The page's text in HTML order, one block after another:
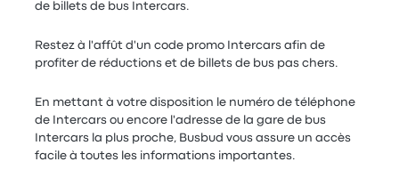
de billets de bus Intercars.
Restez à l'affût d'un code promo Intercars afin de
profiter de réductions et de billets de bus pas chers.
En mettant à votre disposition le numéro de téléphone
de Intercars ou encore l'adresse de la gare de bus
Intercars la plus proche, Busbud vous assure un accès
facile à toutes les informations importantes.